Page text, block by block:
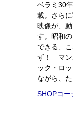
ベラミ30
載。さら
映像が、
す。昭和
できる、
ず！ マン
ック・ロ
ながら、
SHOPコー